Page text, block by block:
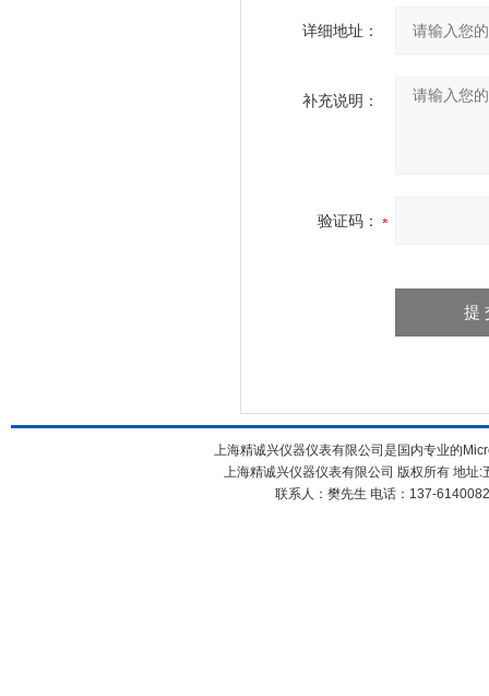
详细地址：
补充说明：
验证码：
上海精诚兴仪器仪表有限公司是国内专业的
上海精诚兴仪器仪表有限公司 版权所有 地
联系人：樊先生 电话：137-